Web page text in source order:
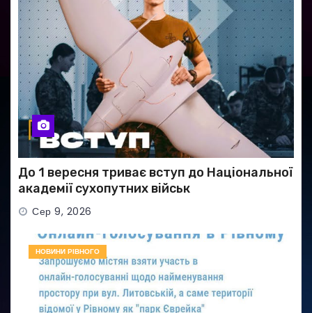
До 1 вересня триває вступ до Національної
академії сухопутних військ
Сер 9, 2026
НОВИНИ РІВНОГО